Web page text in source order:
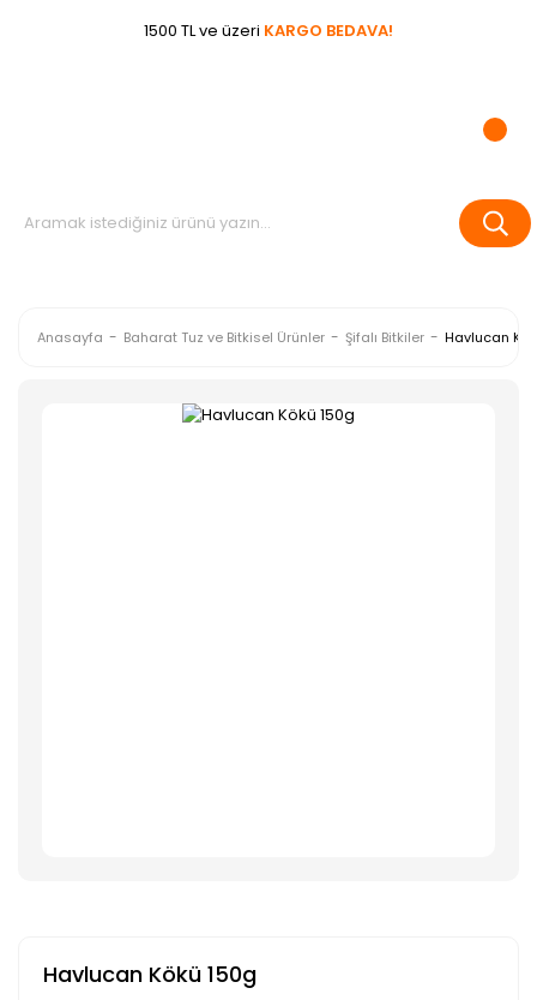
1500 TL ve üzeri KARGO BEDAVA!
Anasayfa Baharat Tuz ve Bitkisel Ürünler Şifalı Bitkiler Havlucan
Havlucan Kökü 150g